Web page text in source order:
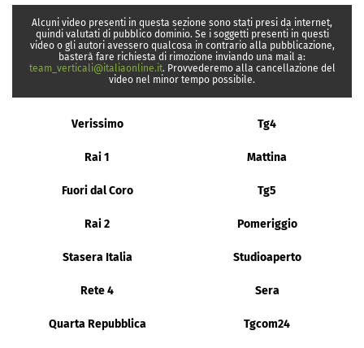
Alcuni video presenti in questa sezione sono stati presi da internet,
quindi valutati di pubblico dominio. Se i soggetti presenti in questi
video o gli autori avessero qualcosa in contrario alla pubblicazione,
basterà fare richiesta di rimozione inviando una mail a:
team_verticali@italiaonline.it. Provvederemo alla cancellazione del
video nel minor tempo possibile.
Verissimo Tg4
Rai 1 Mattina
Fuori dal Coro Tg5
Rai 2 Pomeriggio
Stasera Italia Studioaperto
Rete 4 Sera
Quarta Repubblica Tgcom24